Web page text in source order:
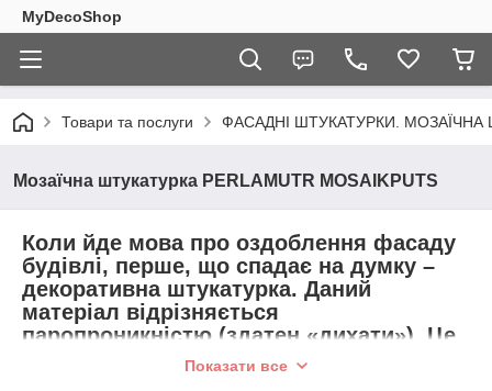
MyDecoShop
Товари та послуги ФАСАДНІ ШТУКАТУРКИ. МОЗАЇЧНА
Мозаїчна штукатурка PERLAMUTR MOSAIKPUTS
Коли йде мова про оздоблення фасаду
будівлі, перше, що спадає на думку –
декоративна штукатурка. Даний
матеріал відрізняється
паропроникністю (здатен «дихати»). Це
означає, що волога, яка міститься в
Показати все